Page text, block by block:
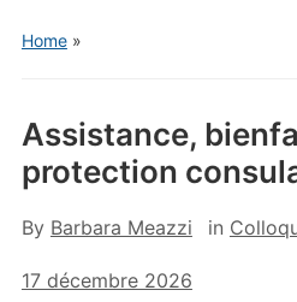
Home»
Assistance,
protection
By Barbara Meazzi in
17 décembre 2026